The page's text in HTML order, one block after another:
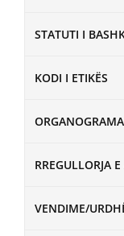
STATUTI I
KODI I ETIKËS
ORGANOGRAMA
RREGULLORJA
VENDIME/